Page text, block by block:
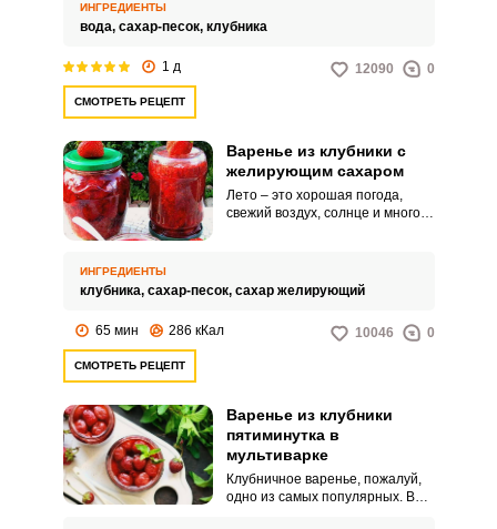
приготовления варенья наш
рецепт! Ягоды клубники не
обработке, вы варите только
ИНГРЕДИЕНТЫ
вода, сахар-песок, клубника
1 д 12090 0
СМОТРЕТЬ РЕЦЕПТ
Варенье из клубники с
желирующим сахаром
Лето – это хорошая погода,
свежий воздух, солнце и много-
для того, чтобы запастись
клубникой на весь год, чтобы
вечерами, наслаждаться
из клубники.
ИНГРЕДИЕНТЫ
клубника, сахар-песок, сахар желирующий
65 мин 286 кКал 10046 0
СМОТРЕТЬ РЕЦЕПТ
Варенье из клубники
пятиминутка в
мультиварке
Клубничное варенье, пожалуй,
одно из самых популярных. В